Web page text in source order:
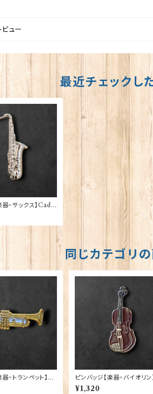
ビュー
最近チェックし
器=サックス】Cado
XJKB09-22
同じカテゴリ
=トランペット】Ca
XJKB04-71
ピンバッジ【楽器=バイオリン
dogan 90040-
¥1,320